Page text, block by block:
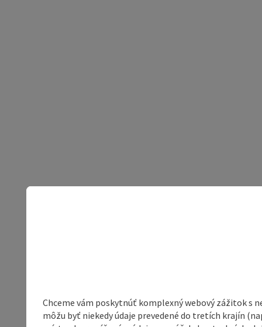
Chceme vám poskytnúť komplexný webový zážitok s
môžu byť niekedy údaje prevedené do tretích krajín